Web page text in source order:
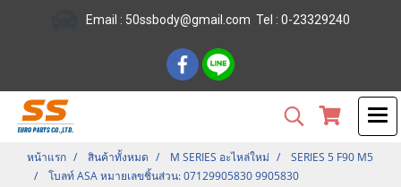
Email : 50ssbody@gmail.com Tel : 0-23329240
หน้าแรก สินค้าทั้งหมด M SERIES อะไหล่ใหม่
SERIES 5 F90 M5
โบลท์ ASA หมายเลขชิ้นส่วน: 07129905830 9905830